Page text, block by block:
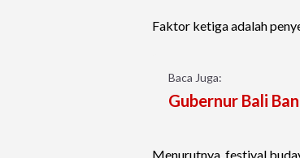
Faktor ketiga adalah
Baca Juga:
Gubernur Bali
Menurutnya, festival